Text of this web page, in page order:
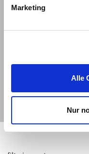
Marketing
Alle
Nur
Partner-